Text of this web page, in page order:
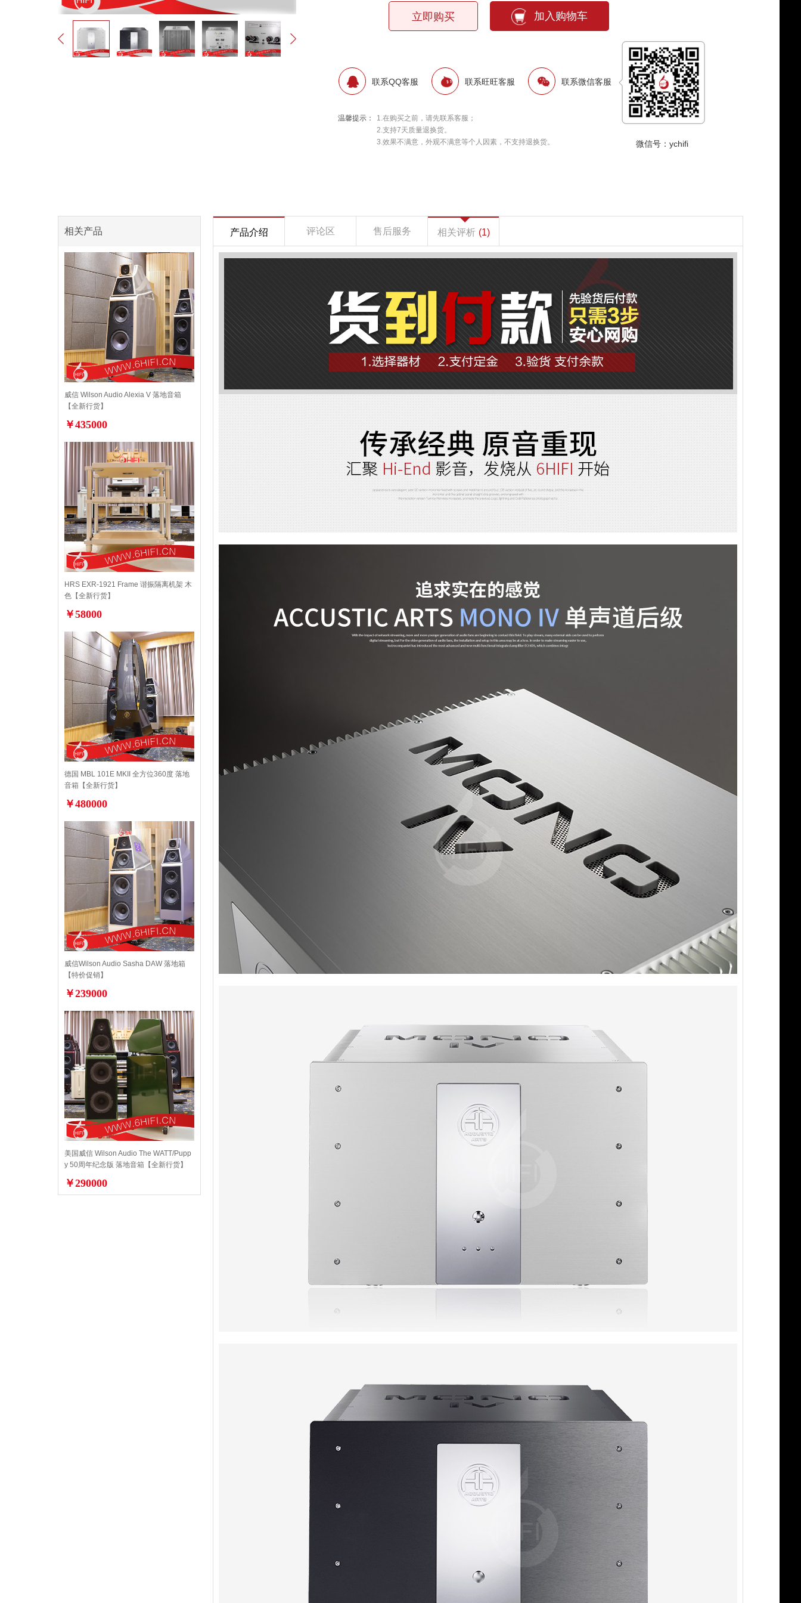
立即购买 加入购物车
联系QQ客服 联系旺旺客服 联系微信客服
微信号：ychifi
温馨提示：
1.在购买之前，请先联系客服；
2.支持7天质量退换货。
3.效果不满意，外观不满意等个人因素，不支持退换货。
相关产品
威信 Wilson Audio Alexia V 落地音箱
【全新行货】
￥435000
HRS EXR-1921 Frame 谐振隔离机架 木
色【全新行货】
￥58000
德国 MBL 101E MKII 全方位360度 落地
音箱【全新行货】
￥480000
威信Wilson Audio Sasha DAW 落地箱
【特价促销】
￥239000
美国威信 Wilson Audio The WATT/Pupp
y 50周年纪念版 落地音箱【全新行货】
￥290000
产品介绍 评论区 售后服务 相关评析 (1)